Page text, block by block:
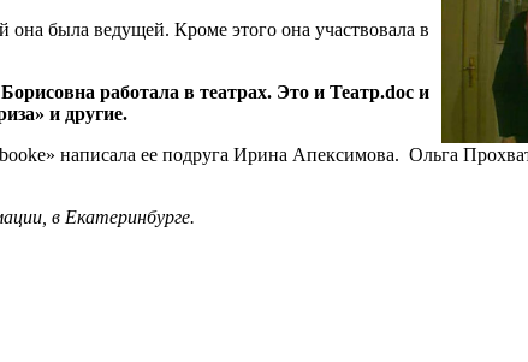
была ведущей. Кроме этого она участвовала в
работала в театрах. Это и Театр.doc и
и другие.
написала ее подруга Ирина Апексимова. Ольга
в Екатеринбурге.